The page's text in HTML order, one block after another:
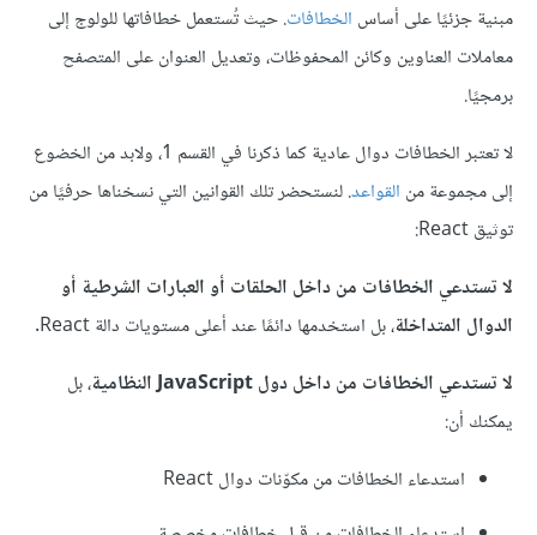
مبنية جزئيًا على أساس الخطافات. حيث تُستعمل خطافاتها للولوج إلى
معاملات العناوين وكائن المحفوظات، وتعديل العنوان على المتصفح
برمجيًا.
لا تعتبر الخطافات دوال عادية كما ذكرنا في القسم 1، ولابد من الخضوع
إلى مجموعة من القواعد. لنستحضر تلك القوانين التي نسخناها حرفيًا من
توثيق React:
لا تستدعي الخطافات من داخل الحلقات أو العبارات الشرطية أو
الدوال المتداخلة، بل استخدمها دائمًا عند أعلى مستويات دالة React.
لا تستدعي الخطافات من داخل دول JavaScript النظامية
، بل
يمكنك أن:
استدعاء الخطافات من مكوّنات دوال React